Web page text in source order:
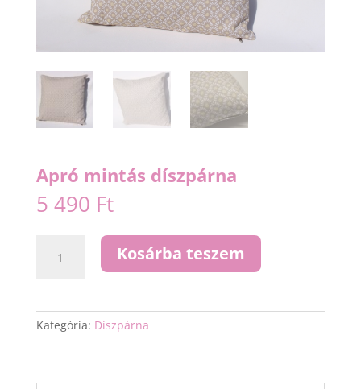
Apró mintás díszpárna
5 490 Ft
mintás
Kosárba teszem
Kategória: Díszpárna